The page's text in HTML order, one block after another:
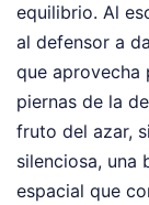
equilibrio. Al
al defensor a
que aprovecha
piernas de la
fruto del azar,
silenciosa, una
espacial que